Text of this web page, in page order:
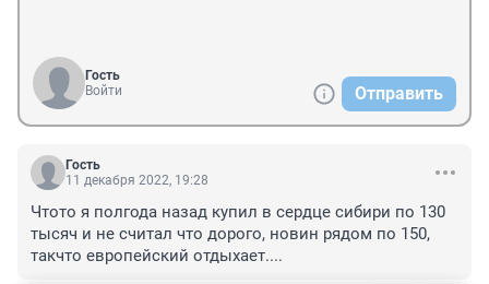
Гость
Войти
Отправить
Гость
11 декабря 2022, 19:28
Чтото я полгода назад купил в сердце сибири по 130
тысяч и не считал что дорого, новин рядом по 150,
такчто европейский отдыхает....